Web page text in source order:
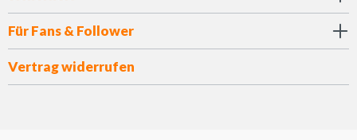
Für Fans & Follower
Vertrag widerrufen